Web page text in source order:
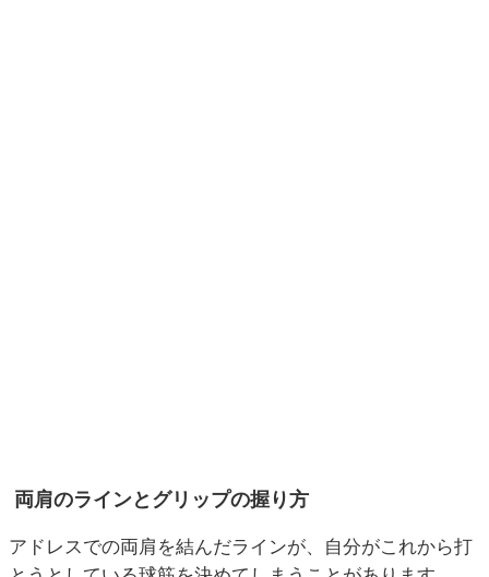
両肩のラインとグリップの握り方
アドレスでの両肩を結んだラインが、自分がこれから打